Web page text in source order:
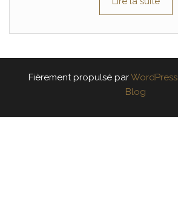
Fièrement propulsé parWordPress
Blog